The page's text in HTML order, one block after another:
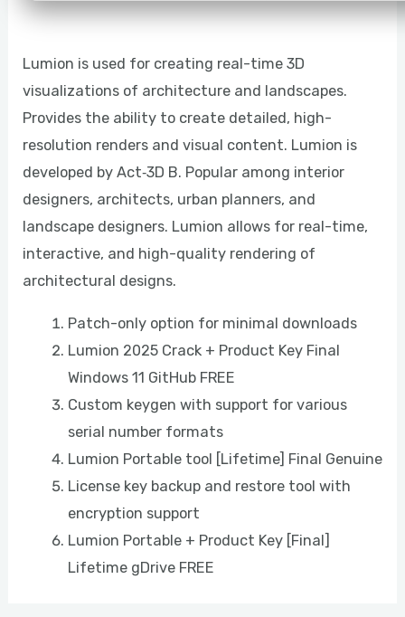
Lumion is used for creating real-time 3D
visualizations of architecture and landscapes.
Provides the ability to create detailed, high-
resolution renders and visual content. Lumion is
developed by Act‑3D B. Popular among interior
designers, architects, urban planners, and
landscape designers. Lumion allows for real-time,
interactive, and high-quality rendering of
architectural designs.
Patch-only option for minimal downloads
Lumion 2025 Crack + Product Key Final
Windows 11 GitHub FREE
Custom keygen with support for various
serial number formats
Lumion Portable tool [Lifetime] Final Genuine
License key backup and restore tool with
encryption support
Lumion Portable + Product Key [Final]
Lifetime gDrive FREE